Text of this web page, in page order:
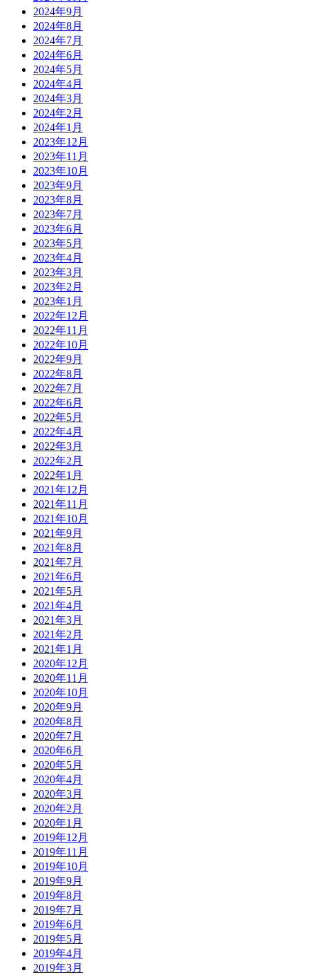
2024年9月
2024年8月
2024年7月
2024年6月
2024年5月
2024年4月
2024年3月
2024年2月
2024年1月
2023年12月
2023年11月
2023年10月
2023年9月
2023年8月
2023年7月
2023年6月
2023年5月
2023年4月
2023年3月
2023年2月
2023年1月
2022年12月
2022年11月
2022年10月
2022年9月
2022年8月
2022年7月
2022年6月
2022年5月
2022年4月
2022年3月
2022年2月
2022年1月
2021年12月
2021年11月
2021年10月
2021年9月
2021年8月
2021年7月
2021年6月
2021年5月
2021年4月
2021年3月
2021年2月
2021年1月
2020年12月
2020年11月
2020年10月
2020年9月
2020年8月
2020年7月
2020年6月
2020年5月
2020年4月
2020年3月
2020年2月
2020年1月
2019年12月
2019年11月
2019年10月
2019年9月
2019年8月
2019年7月
2019年6月
2019年5月
2019年4月
2019年3月